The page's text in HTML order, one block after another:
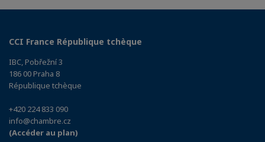
CCI France République tchèque
IBC, Pobřežní 3
186 00 Praha 8
République tchèque
+420 224 833 090
info@chambre.cz
(Accéder au plan)